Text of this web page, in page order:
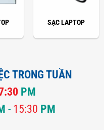
SẠC LAPTOP
TRONG TUẦN
PM
- 15:30 PM